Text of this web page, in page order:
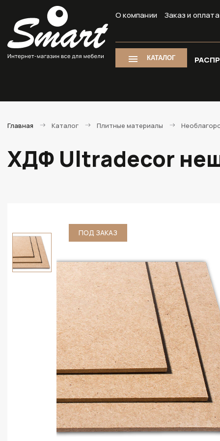
О компании Заказ и оплата
КАТАЛОГ
Главная Каталог Плитные материалы
ХДФ Ultradecor
ПОД ЗАКАЗ